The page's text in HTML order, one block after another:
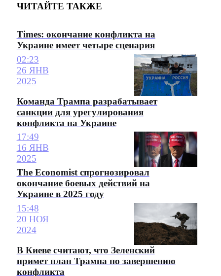
ЧИТАЙТЕ ТАКЖЕ
Times: окончание конфликта на
Украине имеет четыре сценария
02:23
26 ЯНВ
2025
Команда Трампа разрабатывает
санкции для урегулирования
конфликта на Украине
17:49
16 ЯНВ
2025
The Economist спрогнозировал
окончание боевых действий на
Украине в 2025 году
15:48
20 НОЯ
2024
В Киеве считают, что Зеленский
примет план Трампа по завершению
конфликта